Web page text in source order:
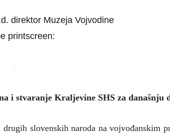
direktor Muzeja Vojvodine
printscreen:
i stvaranje Kraljevine SHS za današnju
slovenskih naroda na vojvođanskim